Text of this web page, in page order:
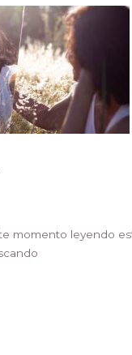
momento leyendo